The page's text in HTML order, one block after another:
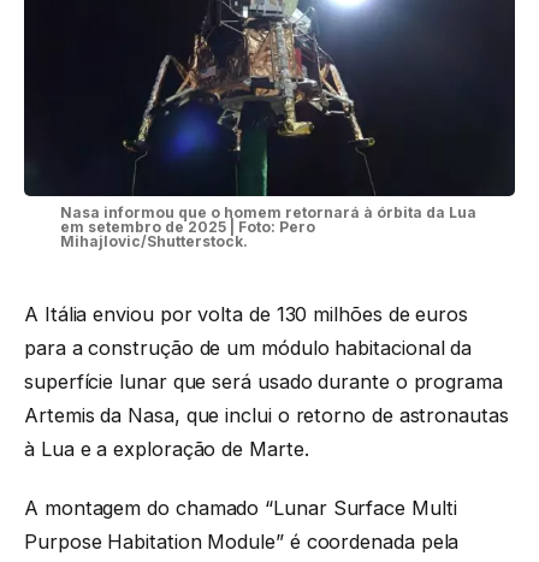
Nasa informou que o homem retornará à órbita da Lua
em setembro de 2025 | Foto: Pero
Mihajlovic/Shutterstock.
A Itália enviou por volta de 130 milhões de euros
para a construção de um módulo habitacional da
superfície lunar que será usado durante o programa
Artemis da Nasa, que inclui o retorno de astronautas
à Lua e a exploração de Marte.
A montagem do chamado “Lunar Surface Multi
Purpose Habitation Module” é coordenada pela